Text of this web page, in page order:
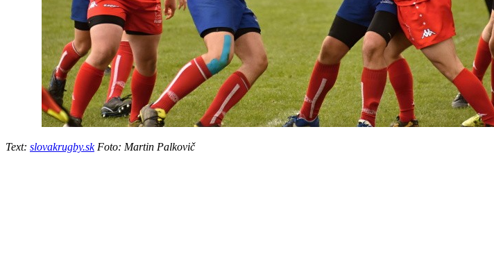
Text: slovakrugby.skFoto: Martin Palkovič